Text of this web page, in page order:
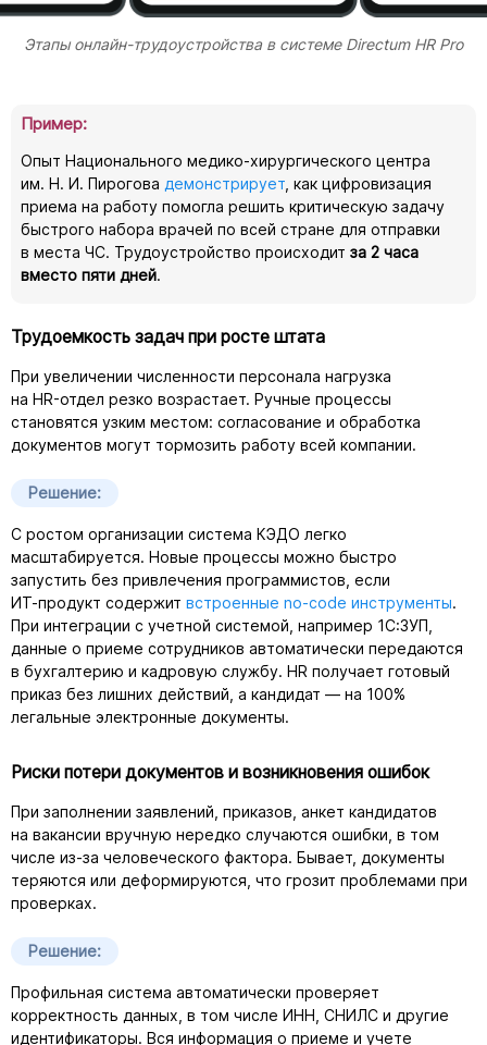
Этапыонлайн-трудоустройствав системе Directum HR Pro
Пример:
Опыт Национального медико-хирургического центра
им. Н. И. Пирогова демонстрирует, как цифровизация
приема на работу помогла решить критическую задачу
быстрого набора врачей по всей стране для отправки
в места ЧС. Трудоустройство происходит за 2 часа
вместо пяти дней.
Трудоемкость задач при росте штата
При увеличении численности персонала нагрузка
на HR-отдел резко возрастает. Ручные процессы
становятся узким местом: согласование и обработка
документов могут тормозить работу всей компании.
Решение:
С ростом организации система КЭДО легко
масштабируется. Новые процессы можно быстро
запустить без привлечения программистов, если
ИТ-продукт содержит встроенные no-code инструменты.
При интеграции с учетной системой, например 1С:ЗУП,
данные о приеме сотрудников автоматически передаются
в бухгалтерию и кадровую службу. HR получает готовый
приказ без лишних действий, а кандидат — на 100%
легальные электронные документы.
Риски потери документов и возникновения ошибок
При заполнении заявлений, приказов, анкет кандидатов
на вакансии вручную нередко случаются ошибки, в том
числе из-за человеческого фактора. Бывает, документы
теряются или деформируются, что грозит проблемами при
проверках.
Решение:
Профильная система автоматически проверяет
корректность данных, в том числе ИНН, СНИЛС и другие
идентификаторы. Вся информация о приеме и учете